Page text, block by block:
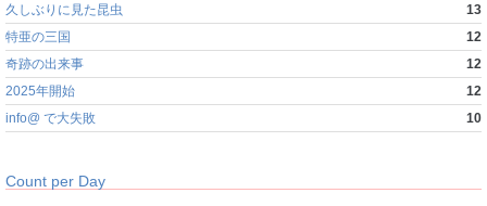
久しぶりに見た昆虫
13
特亜の三国
12
奇跡の出来事
12
2025年開始
12
info@ で大失敗
10
Count per Day